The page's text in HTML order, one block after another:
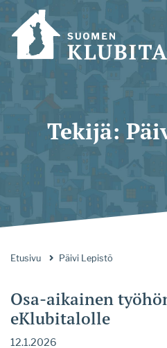
Tekijä:
Etusivu Päivi Lepistö
Osa-aikainen
eKlubitalolle
12.1.2026